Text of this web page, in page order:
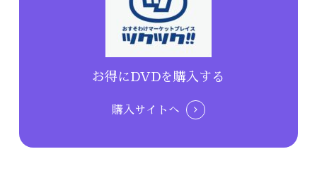
お得にDVDを購入する
購入サイトへ